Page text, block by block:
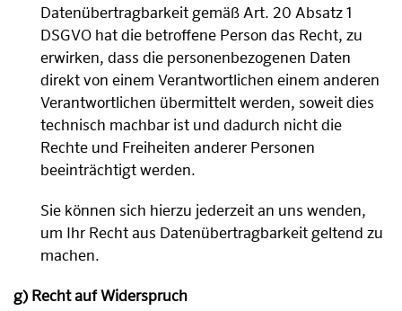
Datenübertragbarkeit gemäß Art. 20 Absatz 1
DSGVO hat die betroffene Person das Recht, zu
erwirken, dass die personenbezogenen Daten
direkt von einem Verantwortlichen einem anderen
Verantwortlichen übermittelt werden, soweit dies
technisch machbar ist und dadurch nicht die
Rechte und Freiheiten anderer Personen
beeinträchtigt werden.
Sie können sich hierzu jederzeit an uns wenden,
um Ihr Recht aus Datenübertragbarkeit geltend zu
machen.
g) Recht auf Widerspruch